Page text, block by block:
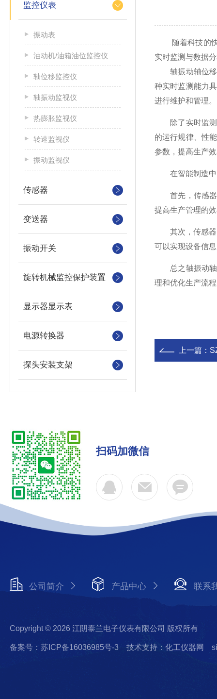
监控仪表
振动表
油动机/油箱油位监控仪
轴位移监控仪
轴振动监视仪
热膨胀监视仪
转速监视仪
振动监视仪
传感器
变送器
振动开关
旋转机械监控保护装置
显示器显示表
电源转换器
探头安装支架
随着科技的快
实时监测与数据
轴振动轴位移
种实时监测能力
进行维护和管理。
除了实时监测
的运行规律、性
参数，提高生产
在智能制造中
首先，传感器
提高生产管理的
其次，传感器
可以实现设备信
总之轴振动轴
理和优化生产流
上一篇：
扫码加微信
公司简介 产品中心 联系
Copyright © 2026 江阴泰兰电子仪表有限公司 版权所有
备案号：苏ICP备16036985号-3 技术支持：化工仪器网